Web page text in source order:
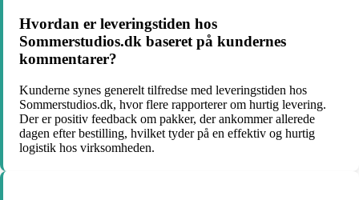
Hvordan er leveringstiden hos
Sommerstudios.dk baseret på kundernes
kommentarer?
Kunderne synes generelt tilfredse med leveringstiden hos
Sommerstudios.dk, hvor flere rapporterer om hurtig levering.
Der er positiv feedback om pakker, der ankommer allerede
dagen efter bestilling, hvilket tyder på en effektiv og hurtig
logistik hos virksomheden.